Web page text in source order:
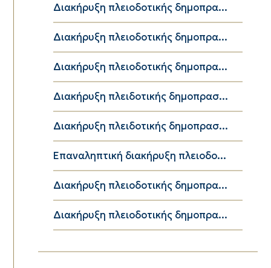
Διακήρυξη πλειοδοτικής δημοπρα...
Διακήρυξη πλειοδοτικής δημοπρα...
Διακήρυξη πλειοδοτικής δημοπρα...
Διακήρυξη πλειδοτικής δημοπρασ...
Διακήρυξη πλειδοτικής δημοπρασ...
Επαναληπτική διακήρυξη πλειοδο...
Διακήρυξη πλειοδοτικής δημοπρα...
Διακήρυξη πλειοδοτικής δημοπρα...